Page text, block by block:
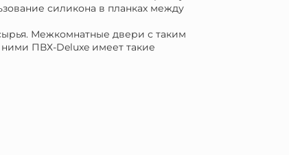
силикона в планках между
Межкомнатные двери с таким
ПВХ-Deluxe имеет такие